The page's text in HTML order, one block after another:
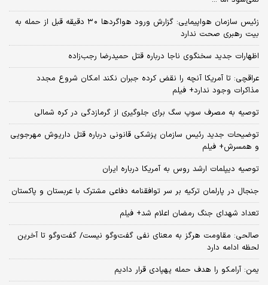
زئیس سازمان هواپیمایی: گزارش ورود هواگردها ٣٠ دقیقه قبل از حمله به
بیت رهبری صحت ندارد
اظهارات جدید سخنگوی ناجا درباره قتل حمیدرضا رجب‌زاده
عراقچی: تا آمریکا آنچه را نقض کرده جبران نکند امکان شروع مجدد
مذاکرات وجود ندارد+ فیلم
توصیه به مصرف سوپ سگ برای جلوگیری از گرمازدگی در کره شمالی
توضیحات جدید رئیس سازمان پزشکی قانونی درباره قتل داریوش مهرجویی
و همسرش+ فیلم
توصیه دیپلمات ارشد روس به آمریکا درباره ایران
جنجال در پارلمان ترکیه بر سر توافقنامه دفاعی مشترک با عربستان و پاکستان
تعداد شهدای جنگ رمضان اعلام شد+ فیلم
صالحی: مقاومت هرگز به معنای نفی گفت‌وگو نیست/ گفت‌وگو تا آخرین
لحظه ادامه دارد
یمن: آرامکو را هدف حمله پهپادی قرار دادیم